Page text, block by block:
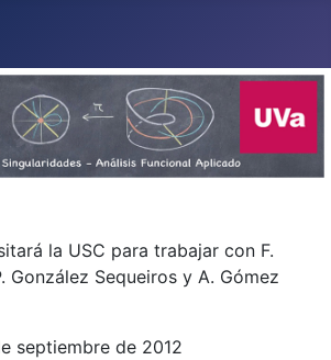
la USC para trabajar con F.
González Sequeiros y A. Gómez
septiembre de 2012